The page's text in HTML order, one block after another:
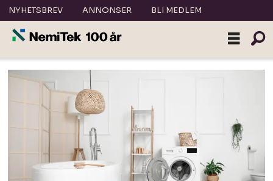
NYHETSBREV ANNONSER BLI MEDLEM
Tag:
våtromsnormen